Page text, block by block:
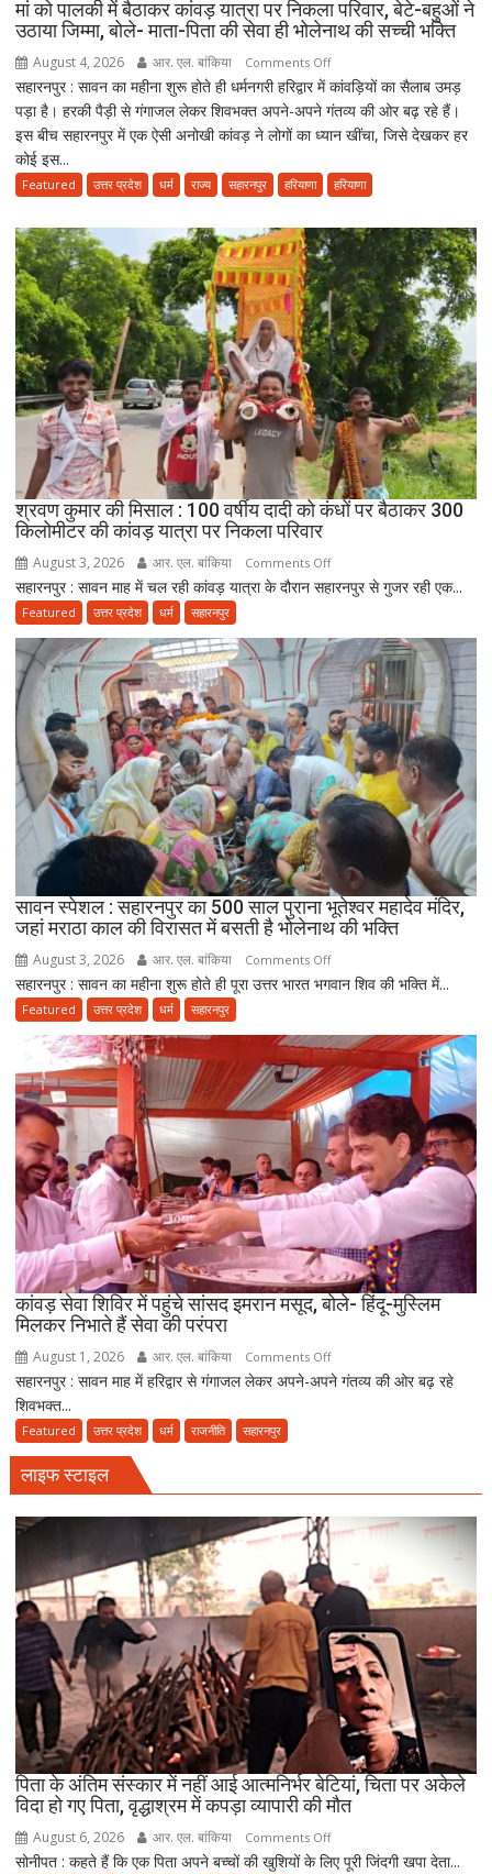
में
की
मौत
मां को पालकी में बैठाकर कांवड़ यात्रा पर निकला परिवार, बेटे-बहुओं ने
उठाया जिम्मा, बोले- माता-पिता की सेवा ही भोलेनाथ की सच्ची भक्ति
August 4, 2026 आर. एल. बांकिया Comments Offon
मां
को
पालकी
बैठाकर
यात्रा
पर
निकला
परिवार,
बेटे-
बहुओं
ने
उठाया
जिम्मा,
बोले-
माता-
पिता
की
भोलेनाथ
सच्ची
भक्ति
सहारनपुर : सावन का महीना शुरू होते ही धर्मनगरी हरिद्वार में कांवड़ियों का सैलाब उमड़
पड़ा है। हरकी पैड़ी से गंगाजल लेकर शिवभक्त अपने-अपने गंतव्य की ओर बढ़ रहे हैं।
इस बीच सहारनपुर में एक ऐसी अनोखी कांवड़ ने लोगों का ध्यान खींचा, जिसे देखकर हर
कोई इस...
Featured उत्तर प्रदेश धर्म राज्य सहारनपुर हरियाणा हरियाणा
श्रवण कुमार की मिसाल : 100 वर्षीय दादी को कंधों पर बैठाकर 300
किलोमीटर की कांवड़ यात्रा पर निकला परिवार
August 3, 2026 आर. एल. बांकिया Comments Offon
श्रवण
की
मिसाल
100
वर्षीय
दादी
को
कंधों
पर
बैठाकर
किलोमीटर
की
परिवार
सहारनपुर : सावन माह में चल रही कांवड़ यात्रा के दौरान सहारनपुर से गुजर रही एक...
Featured उत्तर प्रदेश धर्म सहारनपुर
सावन स्पेशल : सहारनपुर का 500 साल पुराना भूतेश्वर महादेव मंदिर,
जहां मराठा काल की विरासत में बसती है भोलेनाथ की भक्ति
August 3, 2026 आर. एल. बांकिया Comments Offon
सावन
:
सहारनपुर
का
500
साल
पुराना
भूतेश्वर
महादेव
मंदिर,
जहां
मराठा
काल
में
भक्ति
सहारनपुर : सावन का महीना शुरू होते ही पूरा उत्तर भारत भगवान शिव की भक्ति में...
Featured उत्तर प्रदेश धर्म सहारनपुर
कांवड़ सेवा शिविर में पहुंचे सांसद इमरान मसूद, बोले- हिंदू-मुस्लिम
मिलकर निभाते हैं सेवा की परंपरा
August 1, 2026 आर. एल. बांकिया Comments Offon
कांवड़
सांसद
इमरान
बोले-
हिंदू-
मिलकर
निभाते
सेवा
की
परंपरा
सहारनपुर : सावन माह में हरिद्वार से गंगाजल लेकर अपने-अपने गंतव्य की ओर बढ़ रहे
शिवभक्त...
Featured उत्तर प्रदेश धर्म राजनीति सहारनपुर
लाइफ स्टाइल
पिता के अंतिम संस्कार में नहीं आई आत्मनिर्भर बेटियां, चिता पर अकेले
विदा हो गए पिता, वृद्धाश्रम में कपड़ा व्यापारी की मौत
August 6, 2026 आर. एल. बांकिया Comments Offon
पिता
सोनीपत : कहते हैं कि एक पिता अपने बच्चों की खुशियों के लिए पूरी जिंदगी खपा देता...